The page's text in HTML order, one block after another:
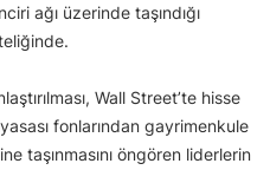
ağı üzerinde taşındığı
Wall Street’te hisse
fonlarından gayrimenkule
taşınmasını öngören liderlerin